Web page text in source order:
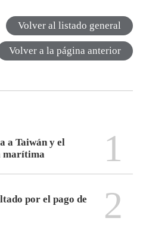
Volver al listado general
Volver a la página anterior
a Taiwán y el
marítima
1
por el pago de
2